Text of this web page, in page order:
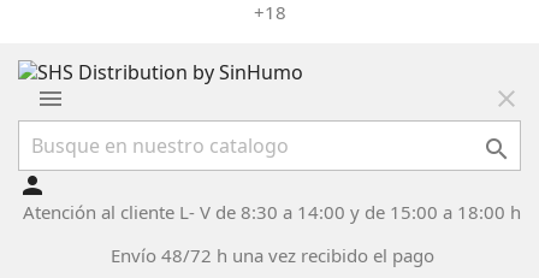
+18
menu
close

person
Atención al cliente L- V de 8:30 a 14:00 y de 15:00 a 18:00 h
Envío 48/72 h una vez recibido el pago